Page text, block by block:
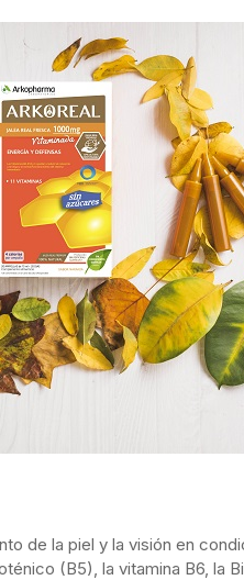
de la piel y la visión en
(B5), la vitamina B6, la